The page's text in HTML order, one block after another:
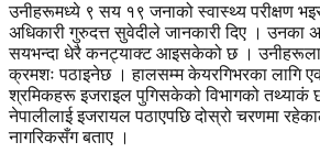
उनीहरूमध्ये ९ सय १९ जनाको स्वास्थ्य परीक्षण
अधिकारी गुरुदत्त सुवेदीले जानकारी दिए । उनका
सयभन्दा धेरै कनट्याक्ट आइसकेको छ ।
क्रमशः पठाइनेछ । हालसम्म केयरगिभरका लागि
श्रमिकहरू इजराइल पुगिसकेको विभागको तथ्याकं
नेपालीलाई इजरायल पठाएपछि दोस्रो चरणमा
नागरिकसँग बताए ।